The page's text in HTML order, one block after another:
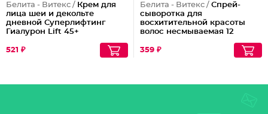
Белита - Витекс / Крем для
лица шеи и декольте
дневной Суперлифтинг
Гиалурон Lift 45+
521 ₽
Белита - Витекс / Спрей-
сыворотка для
восхитительной красоты
волос несмываемая 12
Волосы
359 ₽